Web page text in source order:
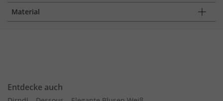
Material
Entdecke auch